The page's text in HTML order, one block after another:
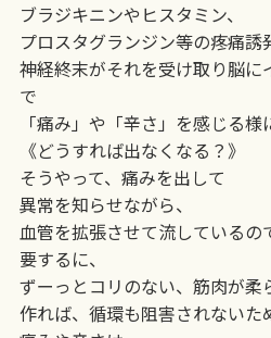
ブラジキニンやヒスタミン、
プロスタグランジン等の疼痛誘
神経終末がそれを受け取り脳に
で
「痛み」や「辛さ」を感じる様
《どうすれば出なくなる？》
そうやって、痛みを出して
異常を知らせながら、
血管を拡張させて流しているの
要するに、
ずーっとコリのない、筋肉が柔
作れば、循環も阻害されないた